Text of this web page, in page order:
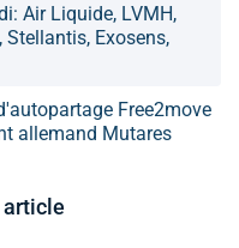
Air Liquide, LVMH,
Stellantis, Exosens,
Free2move
allemand Mutares
article